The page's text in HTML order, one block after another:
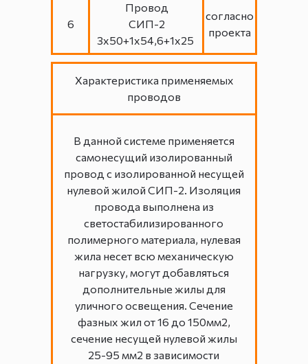
6
Провод
СИП-2
3х50+1х54,6+1х25
согласно
проекта
В данной системе применяется
самонесущий изолированный
провод с изолированной несущей
нулевой жилой СИП-2. Изоляция
провода выполнена из
светостабилизированного
полимерного материала, нулевая
жила несет всю механическую
нагрузку, могут добавляться
дополнительные жилы для
уличного освещения. Сечение
фазных жил от 16 до 150мм2,
сечение несущей нулевой жилы
25-95 мм2 в зависимости
Характеристика применяемых
проводов